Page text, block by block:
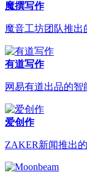
魔撰写作
魔音工坊团队推
有道写作
网易有道出品的
爱创作
ZAKER新闻推出